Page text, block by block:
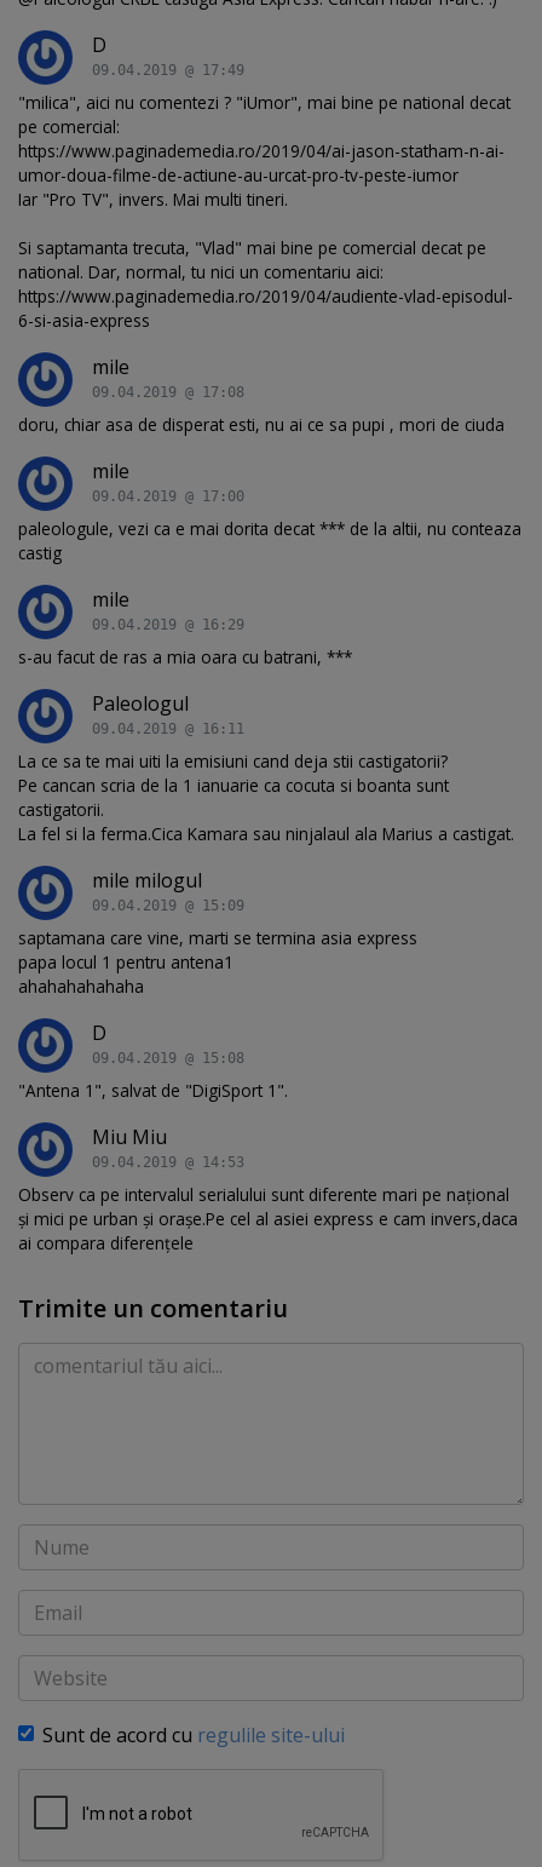
D
09.04.2019 @ 17:49
"milica", aici nu comentezi ? "iUmor", mai bine pe national decat
pe comercial:
https://www.paginademedia.ro/2019/04/ai-jason-statham-n-ai-
umor-doua-filme-de-actiune-au-urcat-pro-tv-peste-iumor
Iar "Pro TV", invers. Mai multi tineri.
Si saptamanta trecuta, "Vlad" mai bine pe comercial decat pe
national. Dar, normal, tu nici un comentariu aici:
https://www.paginademedia.ro/2019/04/audiente-vlad-episodul-
6-si-asia-express
mile
09.04.2019 @ 17:08
doru, chiar asa de disperat esti, nu ai ce sa pupi , mori de ciuda
mile
09.04.2019 @ 17:00
paleologule, vezi ca e mai dorita decat *** de la altii, nu conteaza
castig
mile
09.04.2019 @ 16:29
s-au facut de ras a mia oara cu batrani, ***
Paleologul
09.04.2019 @ 16:11
La ce sa te mai uiti la emisiuni cand deja stii castigatorii?
Pe cancan scria de la 1 ianuarie ca cocuta si boanta sunt
castigatorii.
La fel si la ferma.Cica Kamara sau ninjalaul ala Marius a castigat.
mile milogul
09.04.2019 @ 15:09
saptamana care vine, marti se termina asia express
papa locul 1 pentru antena1
ahahahahahaha
D
09.04.2019 @ 15:08
"Antena 1", salvat de "DigiSport 1".
Miu Miu
09.04.2019 @ 14:53
Observ ca pe intervalul serialului sunt diferente mari pe național
și mici pe urban și orașe.Pe cel al asiei express e cam invers,daca
ai compara diferențele
Trimite un comentariu
Comentariu
Nume
Email
Website
Sunt de acord cu regulile site-ului